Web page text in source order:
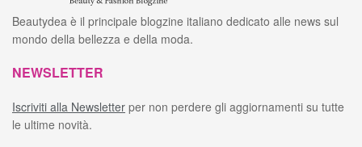
Beautydea è il principale blogzine italiano dedicato alle news sul
mondo della bellezza e della moda.
NEWSLETTER
Iscriviti alla Newsletter per non perdere gli aggiornamenti su tutte
le ultime novità.